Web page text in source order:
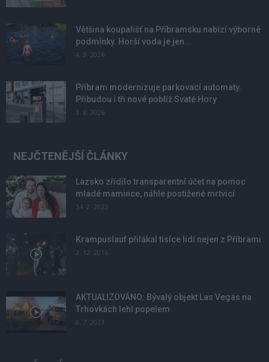
Většina koupališť na Příbramsku nabízí výborné
podmínky. Horší voda je jen...
4. 8. 2026
Příbram modernizuje parkovací automaty.
Přibudou i tři nové poblíž Svaté Hory
3. 8. 2026
NEJČTENĚJŠÍ ČLÁNKY
Lazsko zřídilo transparentní účet na pomoc
mladé mamince, náhle postižené mrtvicí
14. 2. 2023
Krampuslauf přilákal tisíce lidí nejen z Příbrami
2. 12. 2016
AKTUALIZOVÁNO: Bývalý objekt Las Vegas na
Trhovkách lehl popelem
8. 7. 2023